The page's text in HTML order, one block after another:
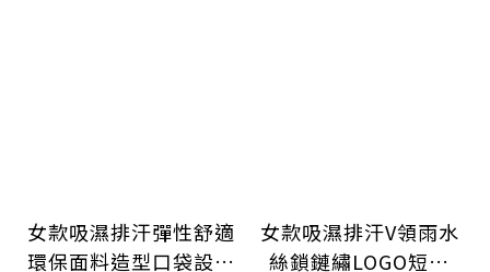
女款吸濕排汗彈性舒適
環保面料造型口袋設計
女款吸濕排汗V領雨水
絲鎖鏈繡LOGO短袖